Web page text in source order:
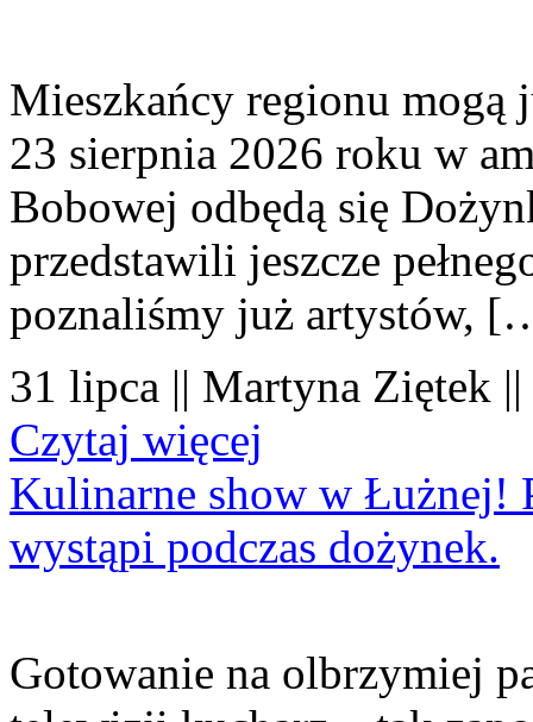
Mieszkańcy regionu mogą
23 sierpnia 2026 roku w
Bobowej odbędą się
przedstawili jeszcze
poznaliśmy już artystów,
31 lipca || Martyna Ziętek
Czytaj więcej
Kulinarne show w Łużnej!
wystąpi podczas dożynek.
Gotowanie na olbrzymiej